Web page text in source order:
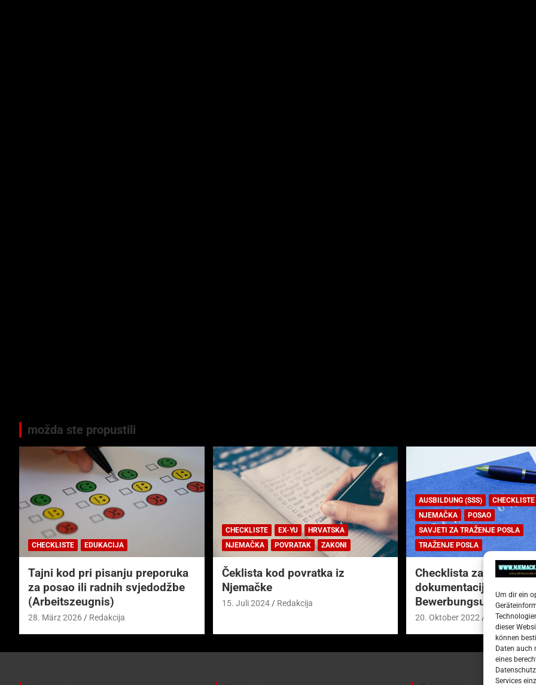
Um dir ein
dieser
können
Daten auch
eines
Services
možda ste propustili
CHECKLISTE EDUKACIJA
Tajni kod pri pisanju preporuka
za posao ili radnih svjedodžbe
(Arbeitszeugnis)
28. März 2026 Redakcija
CHECKLISTE EX-YU
HRVATSKA
NJEMAČKA
POVRATAK ZAKONI
Čeklista kod povratka iz
Njemačke
15. Juli 2024 Redakcija
AUSBILDUNG (SSS)
CHECKLISTE
NJEMAČKA
POSAO
SAVJETI ZA TRAŽENJE POSLA
TRAŽENJE POSLA
Checklista za prijavnu
dokumentaciju (njem.
20. Oktober 2022 Redakcija